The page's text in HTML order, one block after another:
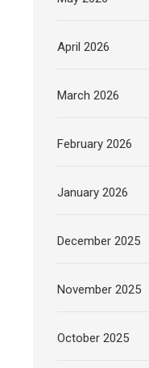
April 2026
March 2026
February 2026
January 2026
December 2025
November 2025
October 2025